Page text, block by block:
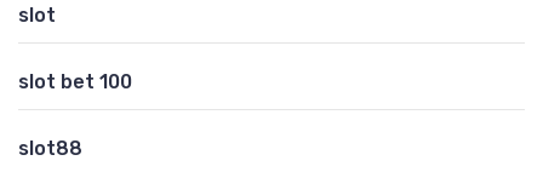
slot
slot bet 100
slot88